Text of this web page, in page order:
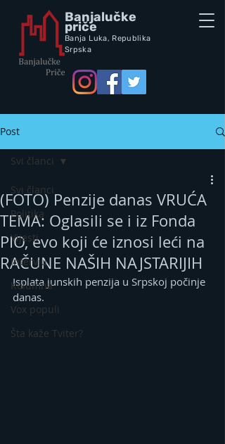
Banjalučke
priče
Banja Luka, Republika
Srpska
Post
Svi članci
Politika
Vijesti
Intervju
Kolumna
Vox populi
Šta kaže Tviter?
Svi članci
(FOTO) Penzije danas VRUĆA
TEMA: Oglasili se i iz Fonda
PIO, evo koji će iznosi leći na
RAČUNE NAŠIH NAJSTARIJIH
Isplata junskih penzija u Srpskoj počinje
danas.